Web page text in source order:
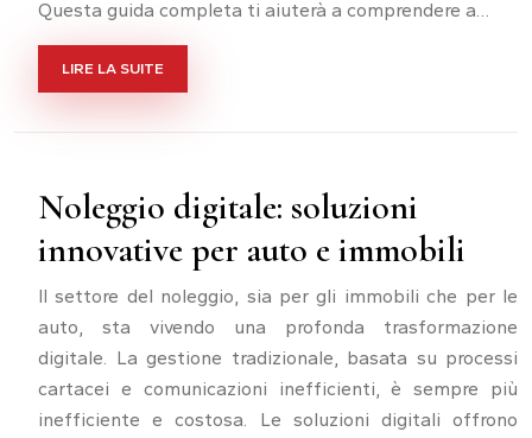
Questa guida completa ti aiuterà a comprendere a…
LIRE LA SUITE
Noleggio digitale: soluzioni
innovative per auto e immobili
Il settore del noleggio, sia per gli immobili che per le
auto, sta vivendo una profonda trasformazione
digitale. La gestione tradizionale, basata su processi
cartacei e comunicazioni inefficienti, è sempre più
inefficiente e costosa. Le soluzioni digitali offrono